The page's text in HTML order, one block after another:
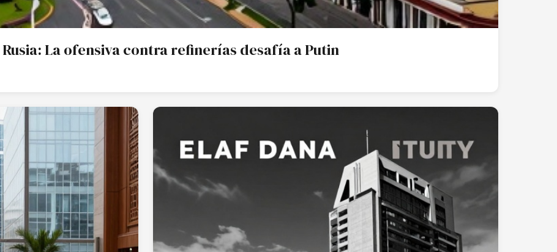
La ofensiva contra refinerías desafía a Putin